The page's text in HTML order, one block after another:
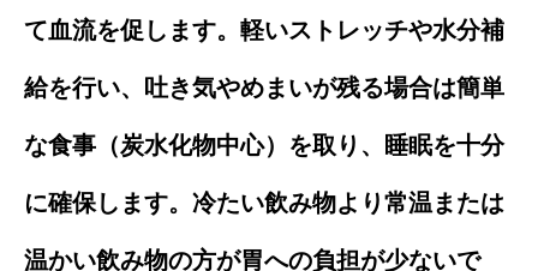
て血流を促します。軽いストレッチや水分補
給を行い、吐き気やめまいが残る場合は簡単
な食事（炭水化物中心）を取り、睡眠を十分
に確保します。冷たい飲み物より常温または
温かい飲み物の方が胃への負担が少ないで